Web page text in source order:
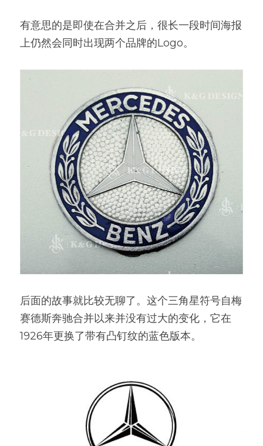
有意思的是即使在合并之后，很长一段时间海报
上仍然会同时出现两个品牌的Logo。
后面的故事就比较无聊了。这个三角星符号自梅
赛德斯奔驰合并以来并没有过大的变化，它在
1926年更换了带有凸钉纹的蓝色版本。